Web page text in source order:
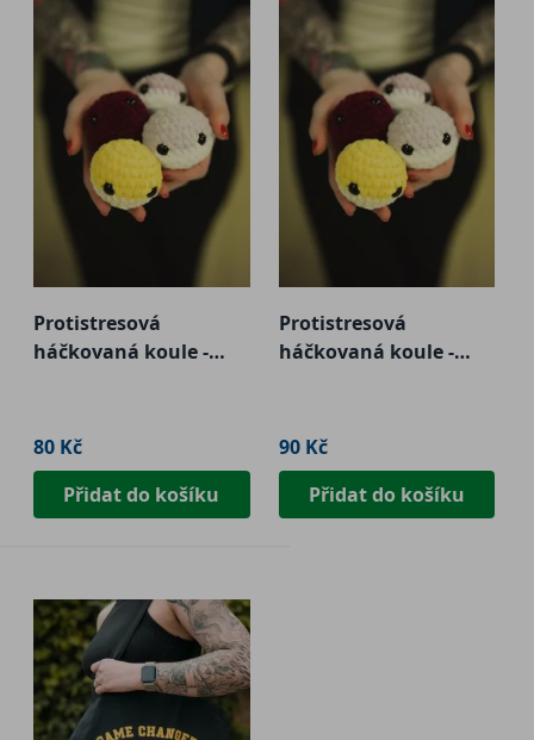
Protistresová
háčkovaná koule -
80 Kč
Přidat do košíku
Protistresová
háčkovaná koule -
90 Kč
Přidat do košíku